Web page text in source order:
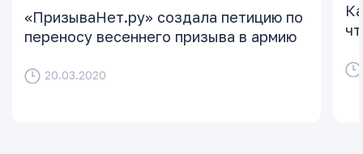
«ПризываНет.ру» создала петицию по
переносу весеннего призыва в армию
20.03.2020